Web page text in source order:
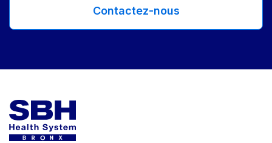
Contactez-nous